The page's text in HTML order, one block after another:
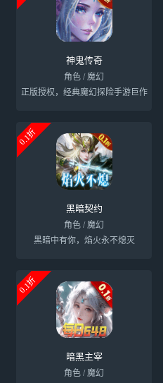
神鬼传奇
角色 / 魔幻
正版授权，经典魔幻探险手游巨作
0.1折
黑暗契约
角色 / 魔幻
黑暗中有你，焰火永不熄灭
0.1折
暗黑主宰
角色 / 魔幻